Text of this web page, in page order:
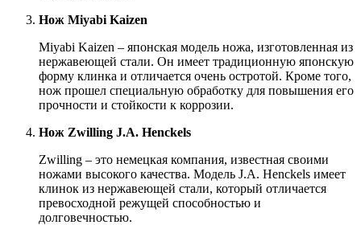
Нож Miyabi Kaizen
Miyabi Kaizen – японская модель ножа, изготовленная из
нержавеющей стали. Он имеет традиционную японскую
форму клинка и отличается очень остротой. Кроме того,
нож прошел специальную обработку для повышения его
прочности и стойкости к коррозии.
Нож Zwilling J.A. Henckels
Zwilling – это немецкая компания, известная своими
ножами высокого качества. Модель J.A. Henckels имеет
клинок из нержавеющей стали, который отличается
превосходной режущей способностью и
долговечностью.